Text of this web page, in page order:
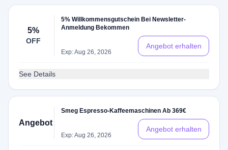
5%
OFF
5% Willkommensgutschein Bei Newsletter-
Anmeldung Bekommen
Exp: Aug 26, 2026
Angebot erhalten
See Details
Angebot
Smeg Espresso-Kaffeemaschinen Ab 369€
Exp: Aug 26, 2026
Angebot erhalten